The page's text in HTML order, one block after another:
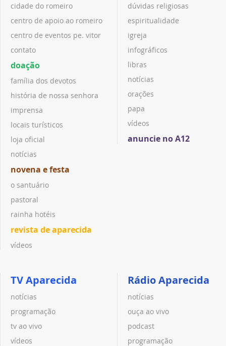
cidade do romeiro
centro de apoio ao romeiro
centro de eventos pe. vitor
contato
doação
família dos devotos
história de nossa senhora
imprensa
locais turísticos
loja oficial
notícias
novena e festa
o santuário
pastoral
rainha hotéis
revista de aparecida
vídeos
dúvidas religiosas
espiritualidade
igreja
infográficos
libras
notícias
orações
papa
vídeos
anuncie no A12
TV Aparecida
notícias
programação
tv ao vivo
vídeos
Rádio Aparecida
notícias
ouça ao vivo
podcast
programação